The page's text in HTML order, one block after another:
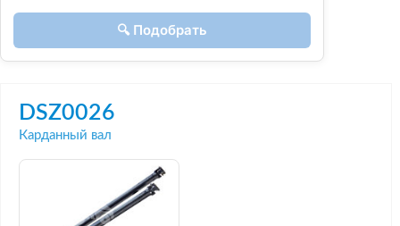
🔍 Подобрать
DSZ0026
Карданный вал